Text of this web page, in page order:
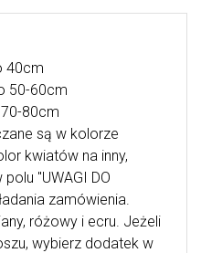
40cm
50-60cm
70-80cm
są w kolorze
kwiatów na inny,
"UWAGI DO
zamówienia.
różowy i ecru. Jeżeli
wybierz dodatek w